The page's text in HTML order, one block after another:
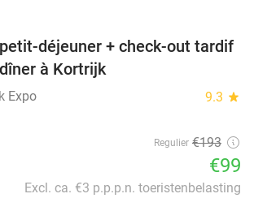
déjeuner + check-out tardif
à Kortrijk
Expo 9.3 star
Regulier €193
€99
Excl. ca. €3 p.p.p.n. toeristenbelasting